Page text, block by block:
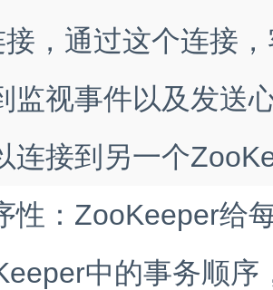
接，通过这个连接
监视事件以及发送
连接到另一个
性：ZooKeeper给
中的事务顺序